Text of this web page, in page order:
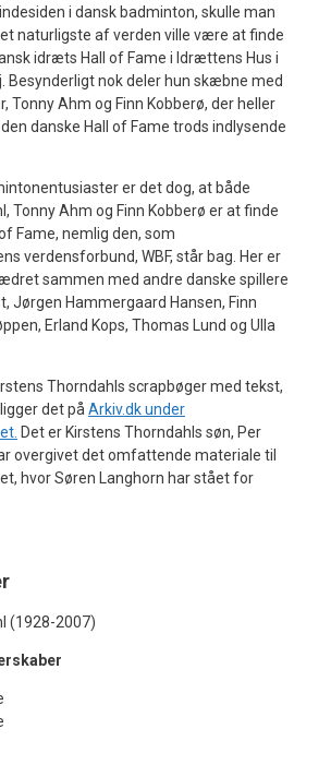
i dansk badminton, skulle man
naturligste af verden ville være at finde
idræts Hall of Fame i Idrættens Hus i
Besynderligt nok deler hun skæbne med
Tonny Ahm og Finn Kobberø, der heller
danske Hall of Fame trods indlysende
er det dog, at både
Tonny Ahm og Finn Kobberø er at finde
Fame, nemlig den, som
verdensforbund, WBF, står bag. Her er
sammen med andre danske spillere
Jørgen Hammergaard Hansen, Finn
Erland Kops, Thomas Lund og Ulla
Thorndahls scrapbøger med tekst,
det på Arkiv.dk under
Det er Kirstens Thorndahls søn, Per
overgivet det omfattende materiale til
hvor Søren Langhorn har stået for
(1928-2007)